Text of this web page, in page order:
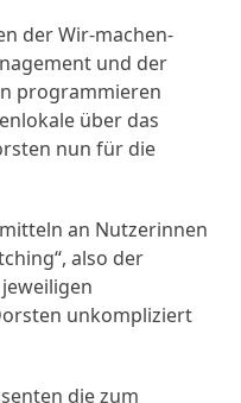
der Wir-machen-
und der
programmieren
über das
nun für die
an Nutzerinnen
also der
unkompliziert
die zum